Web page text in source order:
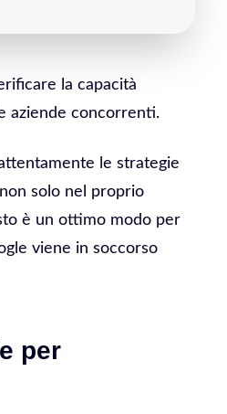
la capacità
aziende concorrenti.
le strategie
solo nel proprio
è un ottimo modo per
viene in soccorso
per